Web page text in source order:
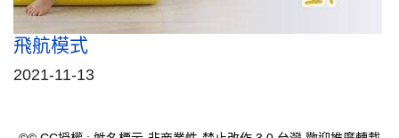
飛航模式
2021-11-13